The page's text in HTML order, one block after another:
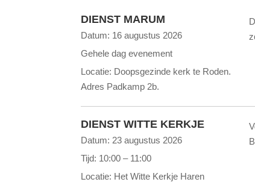
DIENST MARUM
Datum: 16 augustus 2026
Gehele dag evenement
Locatie: Doopsgezinde kerk te Roden.
Adres Padkamp 2b.
DIENST WITTE KERKJE
Datum: 23 augustus 2026
Tijd: 10:00 – 11:00
Locatie: Het Witte Kerkje Haren